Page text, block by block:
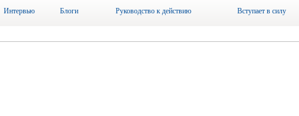
Интервью Блоги Руководство к действию Вступает в силу